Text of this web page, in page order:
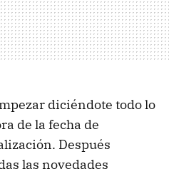
diciéndote todo lo
de la fecha de
Después
las novedades